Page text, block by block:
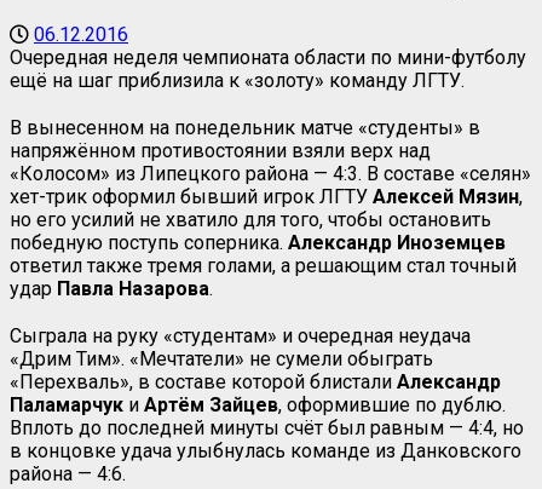
06.12.2016
Очередная неделя чемпионата области по мини-футболу
ещё на шаг приблизила к «золоту» команду ЛГТУ.
В вынесенном на понедельник матче «студенты» в
напряжённом противостоянии взяли верх над
«Колосом» из Липецкого района — 4:3. В составе «селян»
хет-трик оформил бывший игрок ЛГТУ Алексей Мязин,
но его усилий не хватило для того, чтобы остановить
победную поступь соперника. Александр Иноземцев
ответил также тремя голами, а решающим стал точный
удар Павла Назарова.
Сыграла на руку «студентам» и очередная неудача
«Дрим Тим». «Мечтатели» не сумели обыграть
«Перехваль», в составе которой блистали Александр
Паламарчук и Артём Зайцев, оформившие по дублю.
Вплоть до последней минуты счёт был равным — 4:4, но
в концовке удача улыбнулась команде из Данковского
района — 4:6.